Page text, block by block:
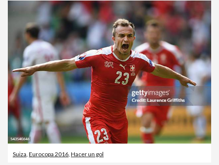
Suiza Eurocopa 2016 Hacer un gol